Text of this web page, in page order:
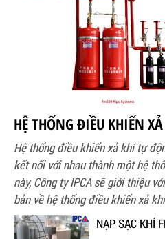
HỆ THỐNG ĐIỀU KHIỂN
Hệ thống điều khiển xả khí tự
kết nối với nhau thành một hệ
này, Công ty IPCA sẽ giới thiệu
bản về hệ thống điều khiển xả
NẠP SẠC KHÍ